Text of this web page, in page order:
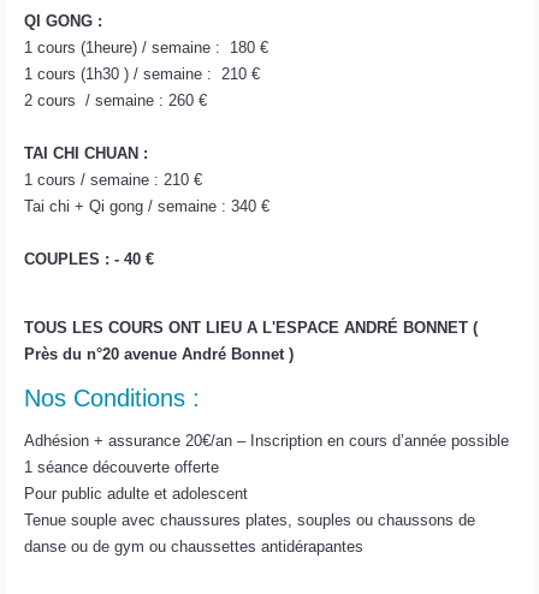
QI GONG :
1 cours (1heure) / semaine : 180 €
1 cours (1h30 ) / semaine : 210 €
2 cours / semaine : 260 €
TAI CHI CHUAN :
1 cours / semaine : 210 €
Tai chi + Qi gong / semaine : 340 €
COUPLES : - 40 €
TOUS LES COURS ONT LIEU A L'ESPACE ANDRÉ BONNET (
Près du n°20 avenue André Bonnet )
Nos Conditions :
Adhésion + assurance 20€/an – Inscription en cours d’année possible
1 séance découverte offerte
Pour public adulte et adolescent
Tenue souple avec chaussures plates, souples ou chaussons de
danse ou de gym ou chaussettes antidérapantes